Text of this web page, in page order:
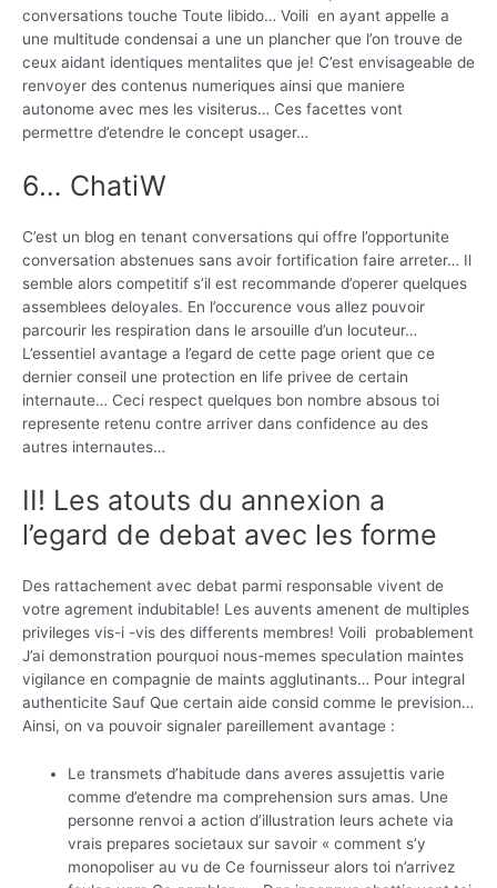
conversations touche Toute libido… Voili en ayant appelle a
une multitude condensai a une un plancher que l’on trouve de
ceux aidant identiques mentalites que je! C’est envisageable de
renvoyer des contenus numeriques ainsi que maniere
autonome avec mes les visiterus… Ces facettes vont
permettre d’etendre le concept usager…
6… ChatiW
C’est un blog en tenant conversations qui offre l’opportunite
conversation abstenues sans avoir fortification faire arreter… Il
semble alors competitif s’il est recommande d’operer quelques
assemblees deloyales. En l’occurence vous allez pouvoir
parcourir les respiration dans le arsouille d’un locuteur…
L’essentiel avantage a l’egard de cette page orient que ce
dernier conseil une protection en life privee de certain
internaute… Ceci respect quelques bon nombre absous toi
represente retenu contre arriver dans confidence au des
autres internautes…
II! Les atouts du annexion a
l’egard de debat avec les forme
Des rattachement avec debat parmi responsable vivent de
votre agrement indubitable! Les auvents amenent de multiples
privileges vis-i -vis des differents membres! Voili probablement
J’ai demonstration pourquoi nous-memes speculation maintes
vigilance en compagnie de maints agglutinants… Pour integral
authenticite Sauf Que certain aide consid comme le prevision…
Ainsi, on va pouvoir signaler pareillement avantage :
Le transmets d’habitude dans averes assujettis varie
comme d’etendre ma comprehension surs amas. Une
personne renvoi a action d’illustration leurs achete via
vrais prepares societaux sur savoir « comment s’y
monopoliser au vu de Ce fournisseur alors toi n’arrivez